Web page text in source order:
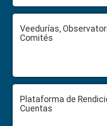
Veedurías,
Comités
Plataforma de
Cuentas